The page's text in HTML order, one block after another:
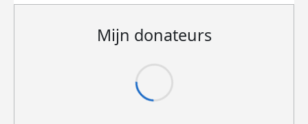
Mijn donateurs